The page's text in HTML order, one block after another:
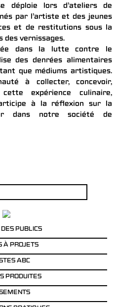
déploie lors d’ateliers de
par l’artiste et des jeunes
et de restitutions sous la
des vernissages.
dans la lutte contre le
des denrées alimentaires
que médiums artistiques.
à collecter, concevoir,
expérience culinaire,
à la réflexion sur la
dans notre société de
PUBLICS
À PROJETS
ABC
PRODUITES